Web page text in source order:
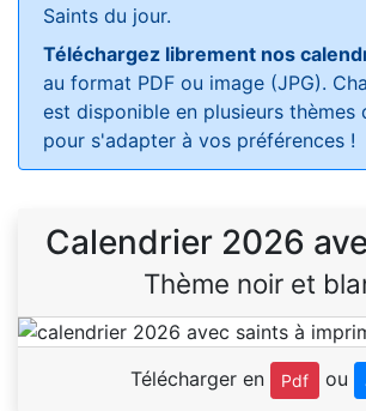
Saints du jour.
Téléchargez librement nos
au format PDF ou image (JPG).
est disponible en plusieurs thèmes
pour s'adapter à vos préférences !
Calendrier 2026
Thème noir et
Télécharger en Pdf ou